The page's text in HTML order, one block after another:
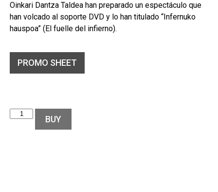
Oinkari Dantza Taldea han preparado un espectáculo que
han volcado al soporte DVD y lo han titulado “Infernuko
hauspoa” (El fuelle del infierno).
PROMO SHEET
BUY